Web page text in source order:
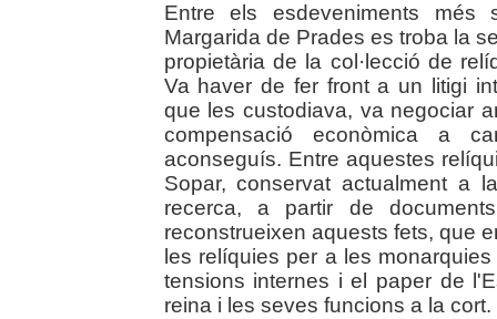
Entre els esdeveniments
Margarida de Prades es troba la
propietària de la col·lecció de
Va haver de fer front a un litigi
que les custodiava, va negociar
compensació econòmica a
aconseguís. Entre aquestes
Sopar, conservat actualment a
recerca, a partir de
reconstrueixen aquests fets, que
les relíquies per a les
tensions internes i el paper de
reina i les seves funcions a la cort.